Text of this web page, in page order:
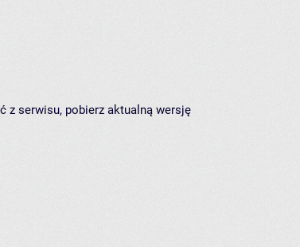
z serwisu, pobierz aktualną wersję